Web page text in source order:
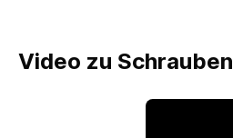
Video zu